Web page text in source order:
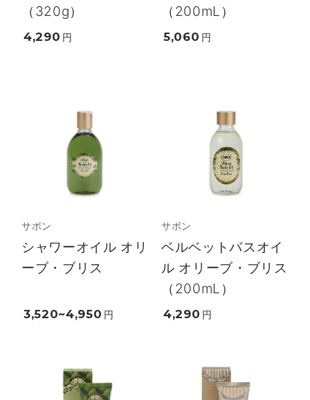
（320g）
4,290 円
（200mL）
5,060 円
サボン
シャワーオイル オリ
ーブ・ブリス
3,520~4,950 円
サボン
ベルベットバスオイ
ル オリーブ・ブリス
（200mL）
4,290 円